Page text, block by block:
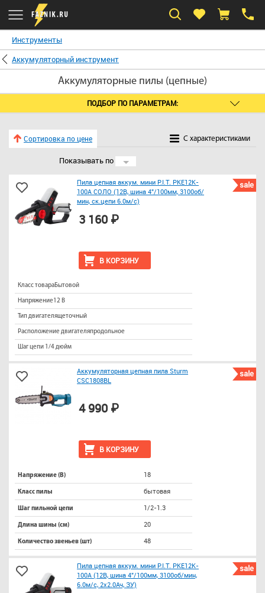
Инструменты
Аккумуляторный инструмент
Аккумуляторные пилы (цепные)
ПОДБОР ПО ПАРАМЕТРАМ:
Сортировка по цене C характеристиками
Показывать по 24
sale
Пила цепная аккум. мини P.I.T. PKE12K-
100A СОЛО (12В, шина 4"/100мм, 3100об/
мин, ск.цепи 6.0м/с)
В КОРЗИНУ
3 160 ₽
Класс товараБытовой
Напряжение12 В
Тип двигателящеточный
Расположение двигателяпродольное
Шаг цепи 1/4 дюйм
sale
Аккумуляторная цепная пила Sturm
CSC1808BL
В КОРЗИНУ
4 990 ₽
Напряжение (В) 18
Класс пилы бытовая
Шаг пильной цепи 1/2-1.3
Длина шины (см) 20
Количество звеньев (шт) 48
sale
Пила цепная аккум. мини P.I.T. PKE12K-
100A (12В, шина 4"/100мм, 3100об/мин,
6.0м/с, 2х2.0Ач, ЗУ)